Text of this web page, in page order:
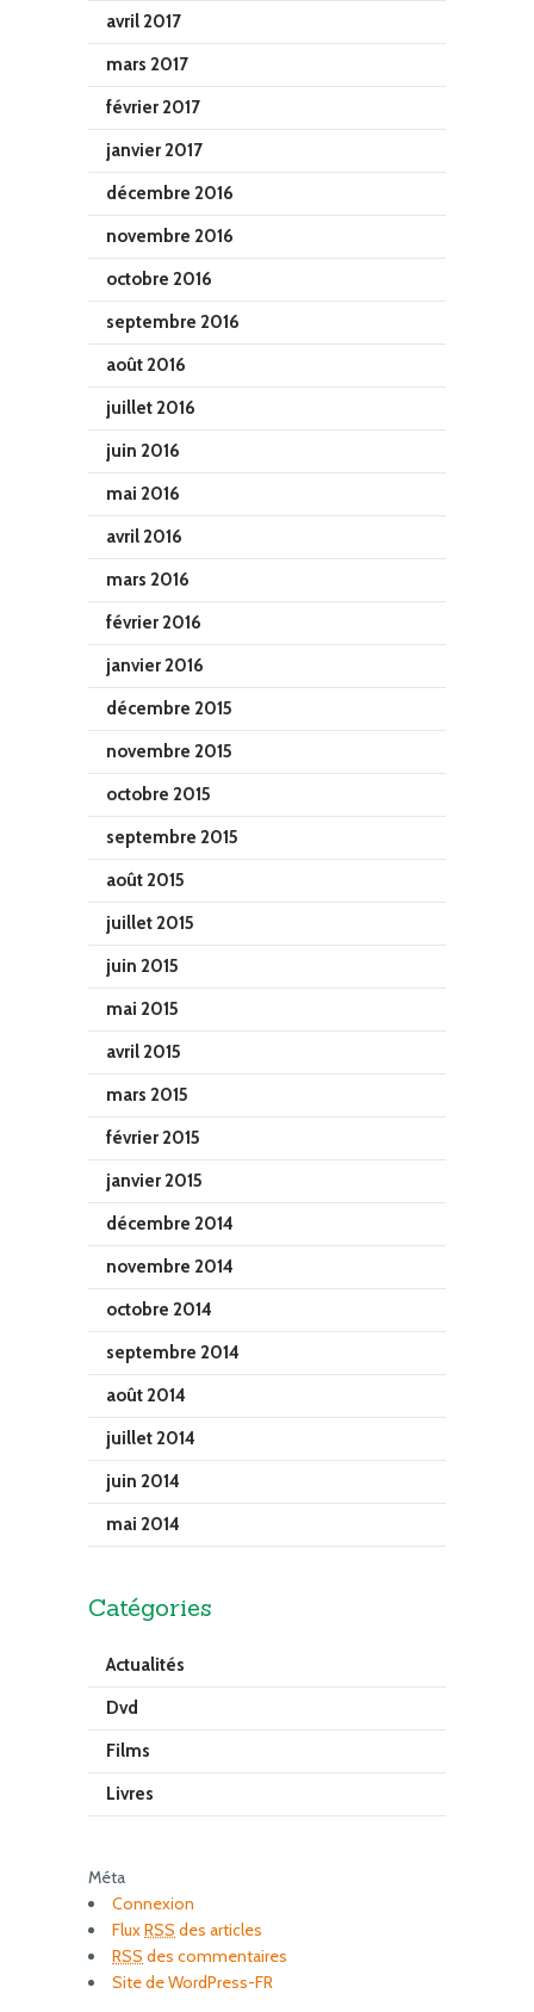
avril 2017
mars 2017
février 2017
janvier 2017
décembre 2016
novembre 2016
octobre 2016
septembre 2016
août 2016
juillet 2016
juin 2016
mai 2016
avril 2016
mars 2016
février 2016
janvier 2016
décembre 2015
novembre 2015
octobre 2015
septembre 2015
août 2015
juillet 2015
juin 2015
mai 2015
avril 2015
mars 2015
février 2015
janvier 2015
décembre 2014
novembre 2014
octobre 2014
septembre 2014
août 2014
juillet 2014
juin 2014
mai 2014
Catégories
Actualités
Dvd
Films
Livres
Méta
Connexion
FluxRSS des articles
RSS des commentaires
Site de WordPress-FR